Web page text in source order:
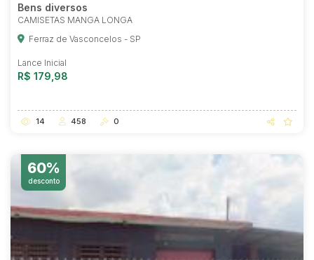
Bens diversos
CAMISETAS MANGA LONGA
Ferraz de Vasconcelos - SP
Lance Inicial
R$ 179,98
14 458 0
60%
desconto